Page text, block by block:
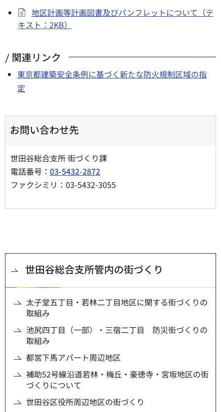
地区計画等計画図書及びパンフレットについて（テ
キスト：2KB）
関連リンク
東京都建築安全条例に基づく新たな防火規制区域の指
定
お問い合わせ先
世田谷総合支所 街づくり課
電話番号： 03-5432-2872
ファクシミリ：03-5432-3055
世田谷総合支所管内の街づくり
太子堂五丁目・若林二丁目地区に関する街づくりの
取組み
池尻四丁目（一部）・三宿二丁目 防災街づくりの
取組み
都営下馬アパート周辺地区
補助52号線沿道若林・梅丘・豪徳寺・宮坂地区の街
づくりについて
世田谷区役所周辺地区の街づくり